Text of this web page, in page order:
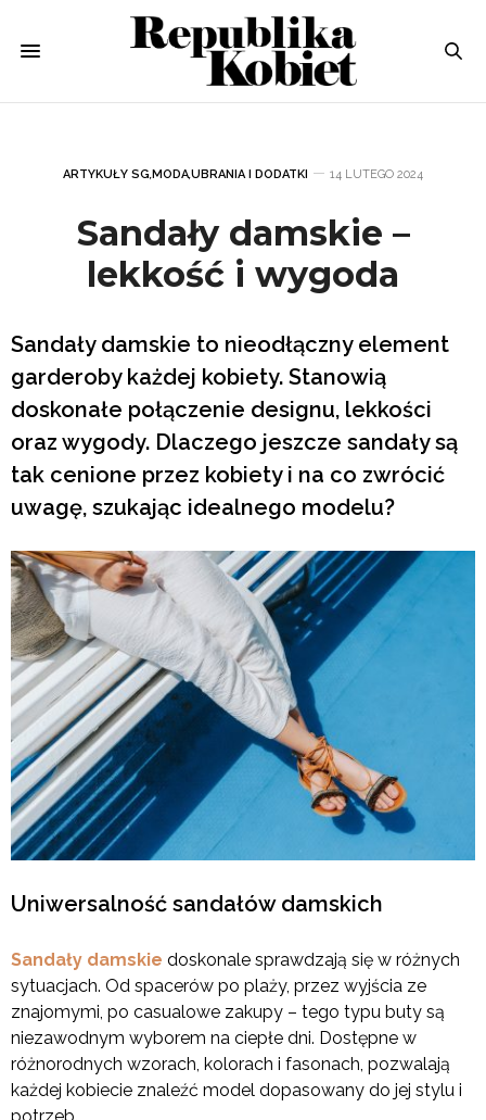
ARTYKUŁY SG,MODA,UBRANIA I DODATKI 14 LUTEGO 2024
Sandały damskie –
lekkość i wygoda
Sandały damskie to nieodłączny element
garderoby każdej kobiety. Stanowią
doskonałe połączenie designu, lekkości
oraz wygody. Dlaczego jeszcze sandały są
tak cenione przez kobiety i na co zwrócić
uwagę, szukając idealnego modelu?
Uniwersalność sandałów damskich
Sandały damskie doskonale sprawdzają się w różnych
sytuacjach. Od spacerów po plaży, przez wyjścia ze
znajomymi, po casualowe zakupy – tego typu buty są
niezawodnym wyborem na ciepłe dni. Dostępne w
różnorodnych wzorach, kolorach i fasonach, pozwalają
każdej kobiecie znaleźć model dopasowany do jej stylu i